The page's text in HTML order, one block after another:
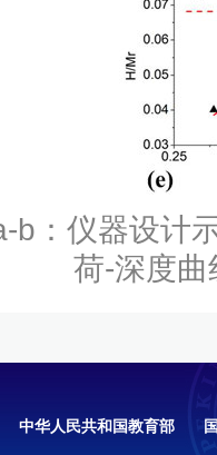
b：仪器设计
荷-深度
中华人民共和国教育部